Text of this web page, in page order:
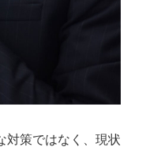
対策ではなく、現状